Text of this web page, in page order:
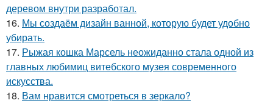
деревом внутри разработал.
16. Мы создаём дизайн ванной, которую будет удобно
убирать.
17. Рыжая кошка Марсель неожиданно стала одной из
главных любимиц витебского музея современного
искусства.
18. Вам нравится смотреться в зеркало?